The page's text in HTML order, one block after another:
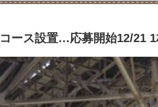
ース設置…応募開始12/21